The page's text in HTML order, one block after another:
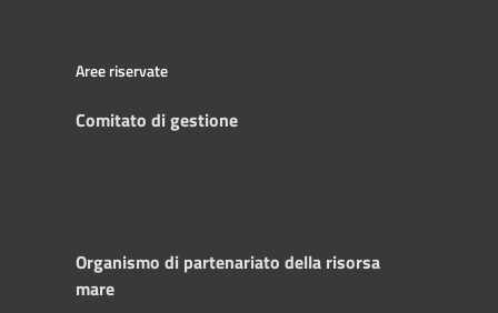
Aree riservate
Comitato di gestione
Organismo di partenariato della risorsa
mare